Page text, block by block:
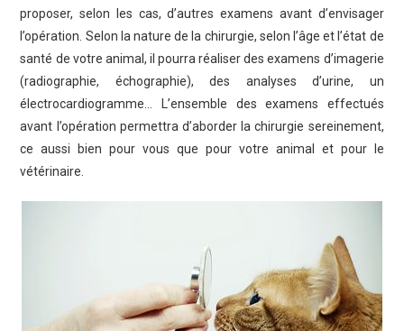
proposer, selon les cas, d’autres examens avant d’envisager
l’opération. Selon la nature de la chirurgie, selon l’âge et l’état de
santé de votre animal, il pourra réaliser des examens d’imagerie
(radiographie, échographie), des analyses d’urine, un
électrocardiogramme… L’ensemble des examens effectués
avant l’opération permettra d’aborder la chirurgie sereinement,
ce aussi bien pour vous que pour votre animal et pour le
vétérinaire.